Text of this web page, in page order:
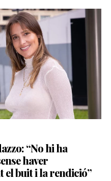
“No hi ha
haver
el buit i la rendició”